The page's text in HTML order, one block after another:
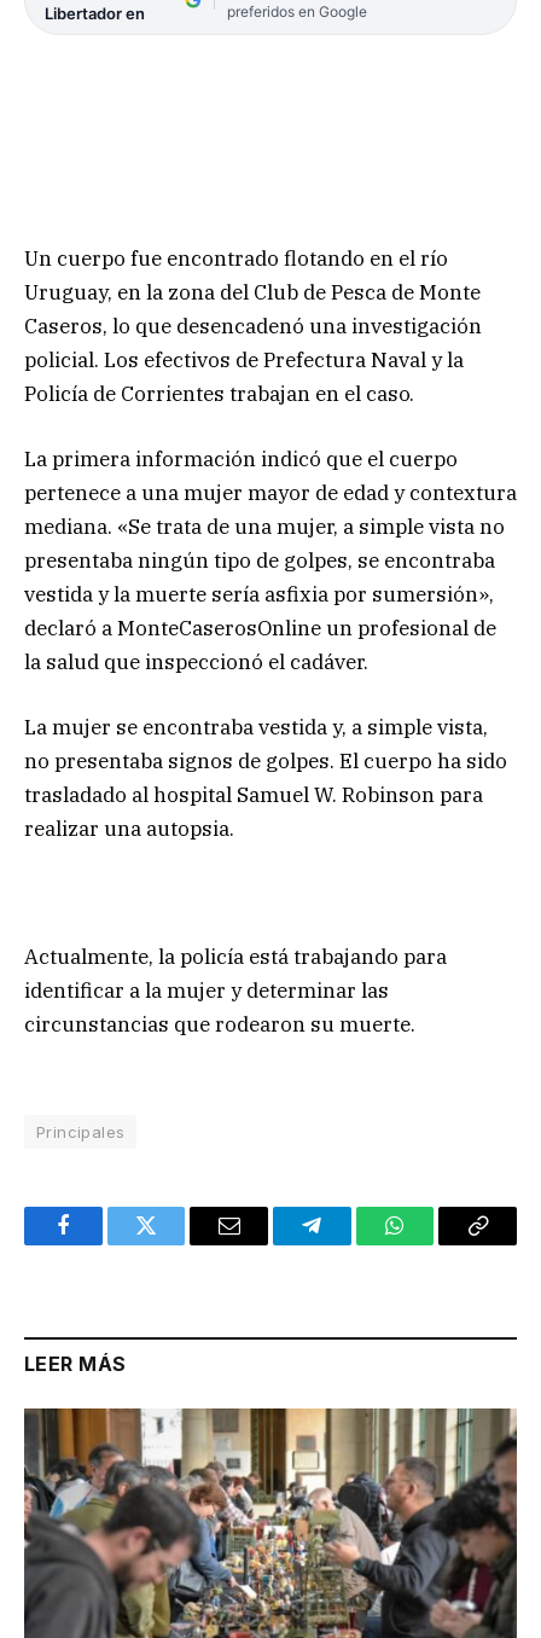
Libertador en
preferidos en Google
Un cuerpo fue encontrado flotando en el río
Uruguay, en la zona del Club de Pesca de Monte
Caseros, lo que desencadenó una investigación
policial. Los efectivos de Prefectura Naval y la
Policía de Corrientes trabajan en el caso.
La primera información indicó que el cuerpo
pertenece a una mujer mayor de edad y contextura
mediana. «Se trata de una mujer, a simple vista no
presentaba ningún tipo de golpes, se encontraba
vestida y la muerte sería asfixia por sumersión»,
declaró a MonteCaserosOnline un profesional de
la salud que inspeccionó el cadáver.
La mujer se encontraba vestida y, a simple vista,
no presentaba signos de golpes. El cuerpo ha sido
trasladado al hospital Samuel W. Robinson para
realizar una autopsia.
Actualmente, la policía está trabajando para
identificar a la mujer y determinar las
circunstancias que rodearon su muerte.
Principales
FacebookTwitter Email TelegramWhatsAppCopy
LEER MÁS